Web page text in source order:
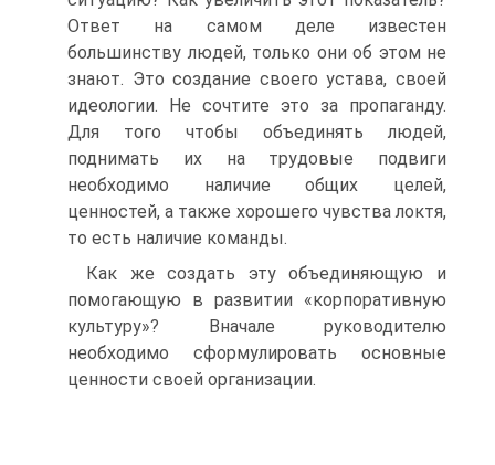
Ответ на самом деле известен
большинству людей, только они об этом не
знают. Это создание своего устава, своей
идеологии. Не сочтите это за пропаганду.
Для того чтобы объединять людей,
поднимать их на трудовые подвиги
необходимо наличие общих целей,
ценностей, а также хорошего чувства локтя,
то есть наличие команды.
Как же создать эту объединяющую и
помогающую в развитии «корпоративную
культуру»? Вначале руководителю
необходимо сформулировать основные
ценности своей организации.